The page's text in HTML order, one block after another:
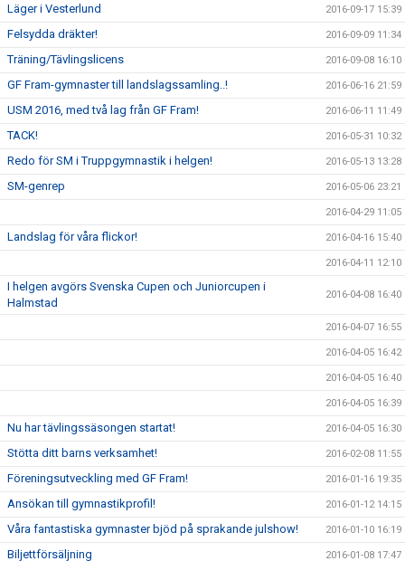
Läger i Vesterlund 2016-09-17 15:39
Felsydda dräkter! 2016-09-09 11:34
Träning/Tävlingslicens 2016-09-08 16:10
GF Fram-gymnaster till landslagssamling..! 2016-06-16 21:59
USM 2016, med två lag från GF Fram! 2016-06-11 11:49
TACK! 2016-05-31 10:32
Redo för SM i Truppgymnastik i helgen! 2016-05-13 13:28
SM-genrep 2016-05-06 23:21
2016-04-29 11:05
Landslag för våra flickor! 2016-04-16 15:40
2016-04-11 12:10
I helgen avgörs Svenska Cupen och Juniorcupen i
Halmstad
2016-04-08 16:40
2016-04-07 16:55
2016-04-05 16:42
2016-04-05 16:40
2016-04-05 16:39
Nu har tävlingssäsongen startat! 2016-04-05 16:30
Stötta ditt barns verksamhet! 2016-02-08 11:55
Föreningsutveckling med GF Fram! 2016-01-16 19:35
Ansökan till gymnastikprofil! 2016-01-12 14:15
Våra fantastiska gymnaster bjöd på sprakande julshow! 2016-01-10 16:19
Biljettförsäljning 2016-01-08 17:47